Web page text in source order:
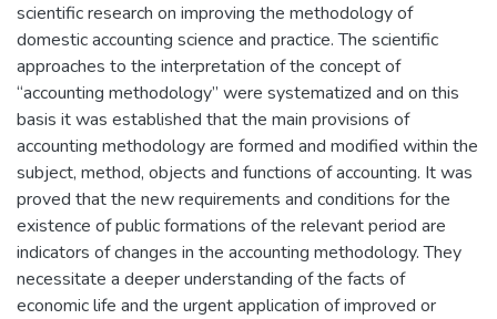
scientific research on improving the methodology of
domestic accounting science and practice. The scientific
approaches to the interpretation of the concept of
“accounting methodology” were systematized and on this
basis it was established that the main provisions of
accounting methodology are formed and modified within the
subject, method, objects and functions of accounting. It was
proved that the new requirements and conditions for the
existence of public formations of the relevant period are
indicators of changes in the accounting methodology. They
necessitate a deeper understanding of the facts of
economic life and the urgent application of improved or